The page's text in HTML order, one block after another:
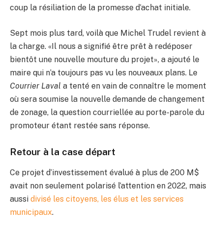
coup la résiliation de la promesse d’achat initiale.
Sept mois plus tard, voilà que Michel Trudel revient à
la charge. «Il nous a signifié être prêt à redéposer
bientôt une nouvelle mouture du projet», a ajouté le
maire qui n’a toujours pas vu les nouveaux plans. Le
Courrier Laval a tenté en vain de connaître le moment
où sera soumise la nouvelle demande de changement
de zonage, la question courriellée au porte-parole du
promoteur étant restée sans réponse.
Retour à la case départ
Ce projet d’investissement évalué à plus de 200 M$
avait non seulement polarisé l’attention en 2022, mais
aussi divisé les citoyens, les élus et les services
municipaux.